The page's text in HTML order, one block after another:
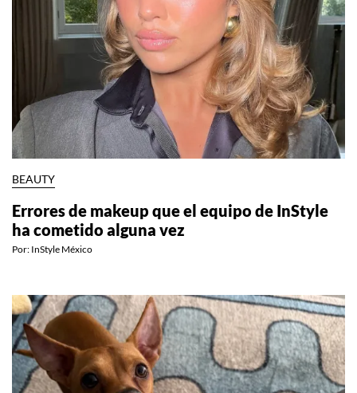
BEAUTY
Errores de makeup que el equipo de InStyle
ha cometido alguna vez
Por: InStyle México